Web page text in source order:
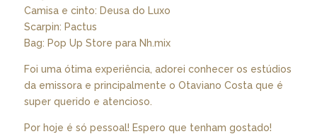
Camisa e cinto: Deusa do Luxo
Scarpin: Pactus
Bag: Pop Up Store para Nh.mix
Foi uma ótima experiência, adorei conhecer os estúdios
da emissora e principalmente o Otaviano Costa que é
super querido e atencioso.
Por hoje é só pessoal! Espero que tenham gostado!